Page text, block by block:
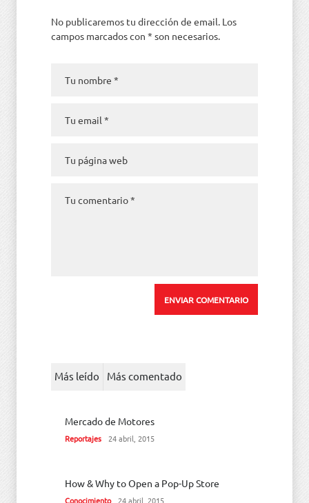
No publicaremos tu dirección de email. Los
campos marcados con * son necesarios.
Más leído Más comentado
Mercado de Motores
Reportajes 24 abril, 2015
How & Why to Open a Pop-Up Store
Conocimiento 24 abril, 2015